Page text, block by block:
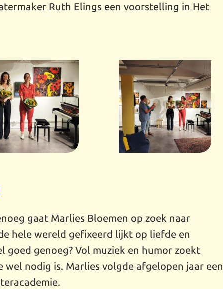
Ruth Elings een voorstelling in Het
gaat Marlies Bloemen op zoek naar
hele wereld gefixeerd lijkt op liefde en
goed genoeg? Vol muziek en humor zoekt
wel nodig is. Marlies volgde afgelopen jaar een